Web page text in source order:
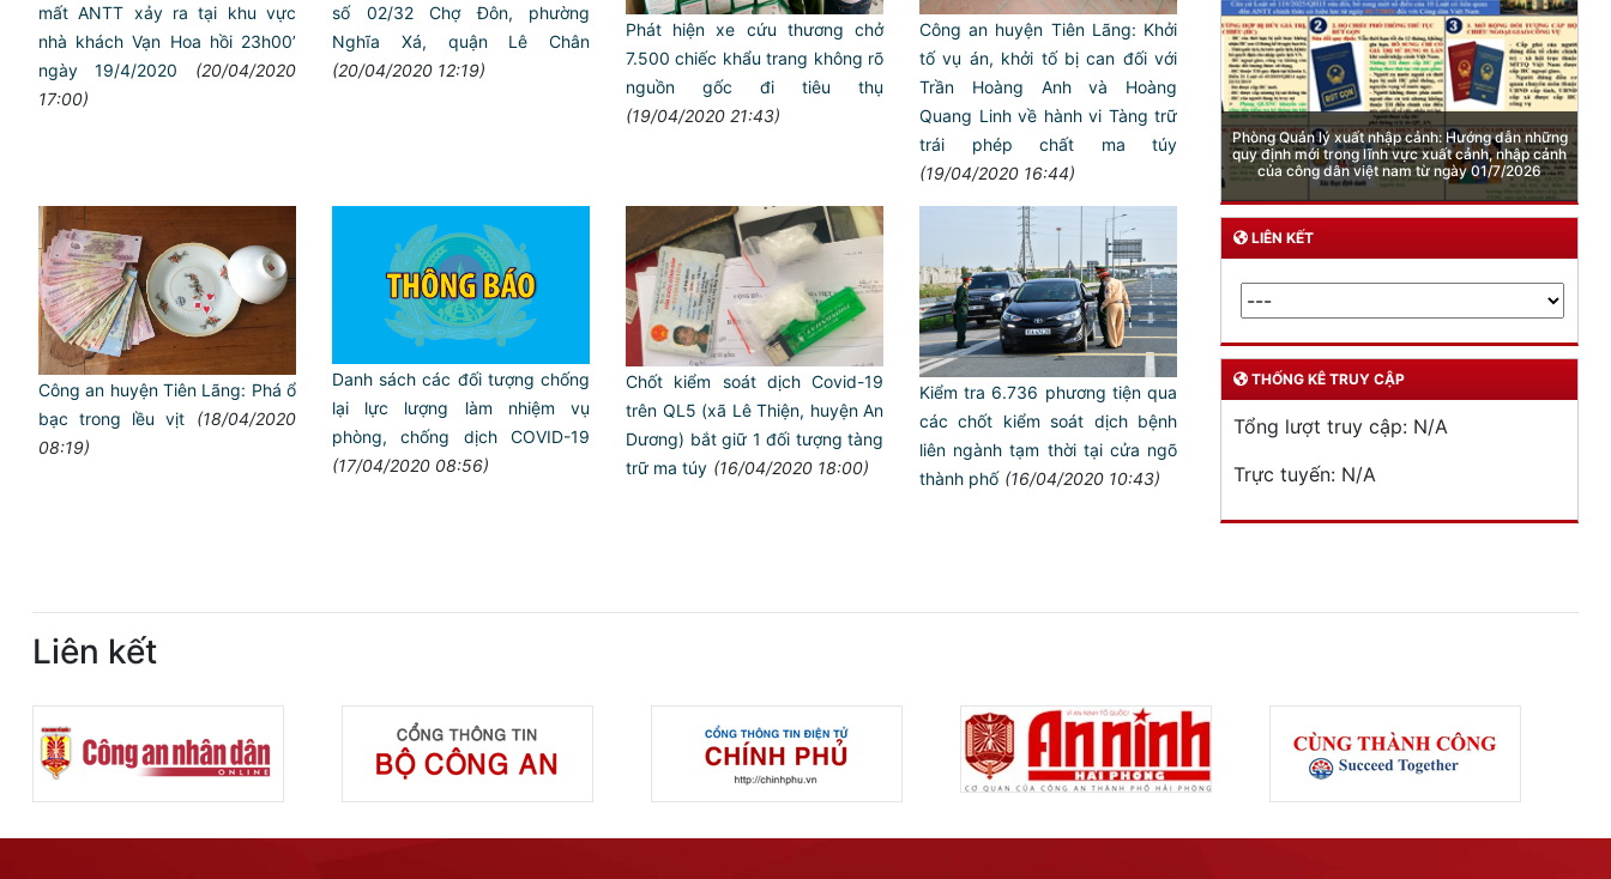
mất ANTT xảy ra tại khu vực
nhà khách Vạn Hoa hồi 23h00’
ngày 19/4/2020
(20/04/2020
17:00)
số 02/32 Chợ Đôn, phường
Nghĩa Xá, quận Lê Chân
(20/04/2020 12:19)
Phát hiện xe cứu thương chở
7.500 chiếc khẩu trang không rõ
nguồn gốc đi tiêu thụ
(19/04/2020 21:43)
Công an huyện Tiên Lãng: Khởi
tố vụ án, khởi tố bị can đối với
Trần Hoàng Anh và Hoàng
Quang Linh về hành vi Tàng trữ
trái phép chất ma túy
(19/04/2020 16:44)
Công an huyện Tiên Lãng: Phá ổ
bạc trong lều vịt
(18/04/2020
08:19)
Danh sách các đối tượng chống
lại lực lượng làm nhiệm vụ
phòng, chống dịch COVID-19
(17/04/2020 08:56)
Chốt kiểm soát dịch Covid-19
trên QL5 (xã Lê Thiện, huyện An
Dương) bắt giữ 1 đối tượng tàng
trữ ma túy (16/04/2020 18:00)
Kiểm tra 6.736 phương tiện qua
các chốt kiểm soát dịch bệnh
liên ngành tạm thời tại cửa ngõ
thành phố (16/04/2020 10:43)
Phòng Quản lý xuất nhập cảnh: Hướng dẫn những
quy định mới trong lĩnh vực xuất cảnh, nhập cảnh
của công dân việt nam từ ngày 01/7/2026
Cảnh báo việc sử dụng “Pod chill” chứa Etomidate
LIÊN KẾT
THỐNG KÊ TRUY CẬP
Tổng lượt truy cập: N/A
Trực tuyến: N/A
Liên kết